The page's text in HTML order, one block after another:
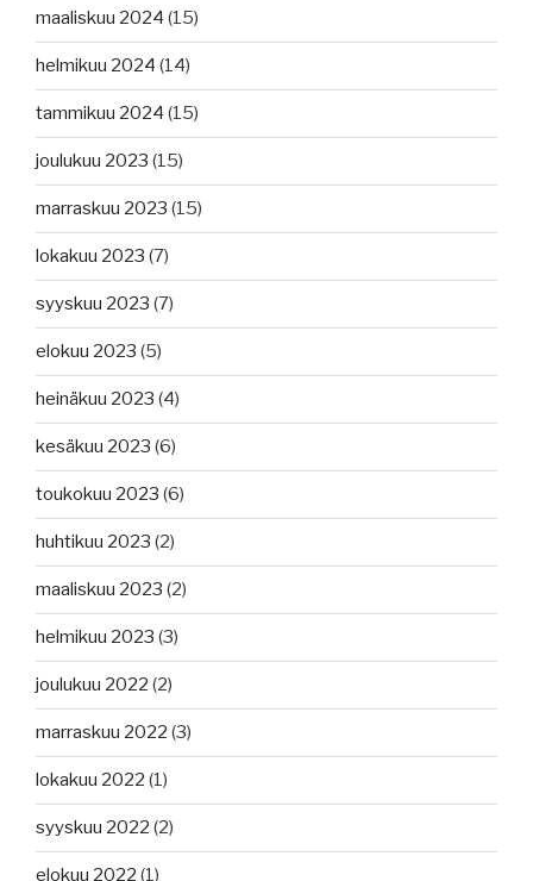
maaliskuu 2024 (15)
helmikuu 2024 (14)
tammikuu 2024 (15)
joulukuu 2023 (15)
marraskuu 2023 (15)
lokakuu 2023 (7)
syyskuu 2023 (7)
elokuu 2023 (5)
heinäkuu 2023 (4)
kesäkuu 2023 (6)
toukokuu 2023 (6)
huhtikuu 2023 (2)
maaliskuu 2023 (2)
helmikuu 2023 (3)
joulukuu 2022 (2)
marraskuu 2022 (3)
lokakuu 2022 (1)
syyskuu 2022 (2)
elokuu 2022 (1)